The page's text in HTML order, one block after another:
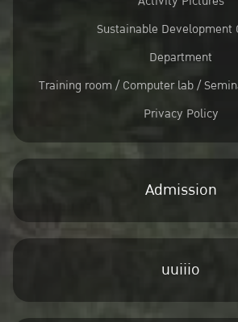
Sustainable Development
Department
Training room / Computer lab /
Privacy Policy
Admission
uuiiio